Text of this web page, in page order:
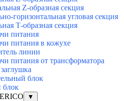
Z-образная секция
горизонтальная угловая секция
Т-образная секция
питания
питания в кожухе
линии
питания от трансформатора
блок
блок
▼